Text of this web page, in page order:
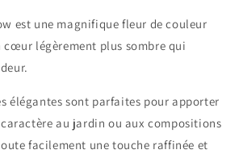
Rose
est une magnifique fleur de couleur
cœur légèrement plus sombre qui
élégantes sont parfaites pour apporter
au jardin ou aux compositions
facilement une touche raffinée et